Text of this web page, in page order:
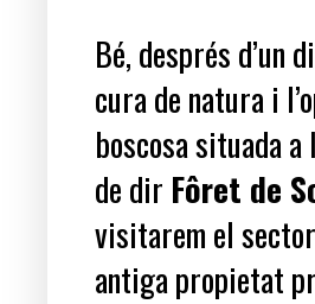
Bé, després
cura de natura i
boscosa situada
de dir Fôret de
visitarem el
antiga propietat